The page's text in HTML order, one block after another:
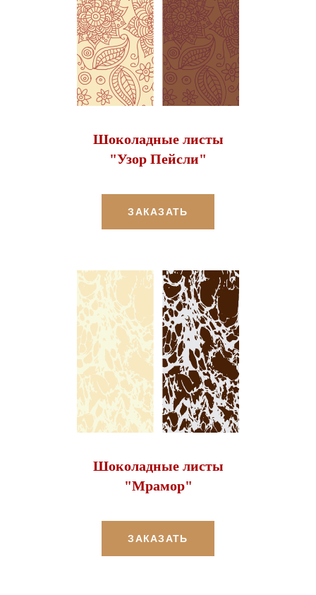
Шоколадные листы
"Узор Пейсли"
ЗАКАЗАТЬ
Шоколадные листы
"Мрамор"
ЗАКАЗАТЬ